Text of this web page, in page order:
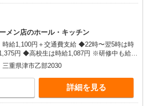
メン店のホール・キッチン
時給1,100円＋交通費支給 ◆22時〜翌5時は時
円 ◆高校生は時給1,087円 ※研修中も給与
動なし
三重県津市乙部2030
詳細を見る